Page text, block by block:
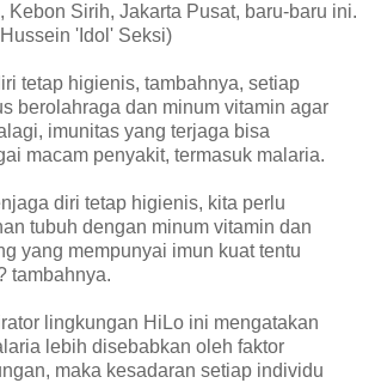
Kebon Sirih, Jakarta Pusat, baru-baru ini.
'Idol' Seksi)
tetap higienis, tambahnya, setiap
berolahraga dan minum vitamin agar
imunitas yang terjaga bisa
macam penyakit, termasuk malaria.
diri tetap higienis, kita perlu
tubuh dengan minum vitamin dan
yang mempunyai imun kuat tentu
tambahnya.
lingkungan HiLo ini mengatakan
lebih disebabkan oleh faktor
maka kesadaran setiap individu